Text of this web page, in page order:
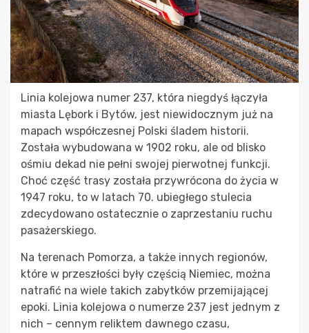
Linia kolejowa numer 237, która niegdyś łączyła
miasta Lębork i Bytów, jest niewidocznym już na
mapach współczesnej Polski śladem historii.
Została wybudowana w 1902 roku, ale od blisko
ośmiu dekad nie pełni swojej pierwotnej funkcji.
Choć część trasy została przywrócona do życia w
1947 roku, to w latach 70. ubiegłego stulecia
zdecydowano ostatecznie o zaprzestaniu ruchu
pasażerskiego.
Na terenach Pomorza, a także innych regionów,
które w przeszłości były częścią Niemiec, można
natrafić na wiele takich zabytków przemijającej
epoki. Linia kolejowa o numerze 237 jest jednym z
nich – cennym reliktem dawnego czasu,